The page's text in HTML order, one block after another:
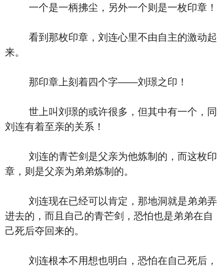
一个是一柄拂尘，另外一个则是一枚印章！
看到那枚印章，刘连心里不由自主的激动起
来。
那印章上刻着四个字——刘璟之印！
世上叫刘璟的或许很多，但其中有一个，同
刘连有着至亲的关系！
刘连的青芒剑是父亲为他炼制的，而这枚印
章，则是父亲为弟弟炼制的。
刘连现在已经可以肯定，那地洞就是弟弟弄
进去的，而且自己的青芒剑，恐怕也是弟弟在自
己死后夺回来的。
刘连根本不用想也明白，恐怕在自己死后，